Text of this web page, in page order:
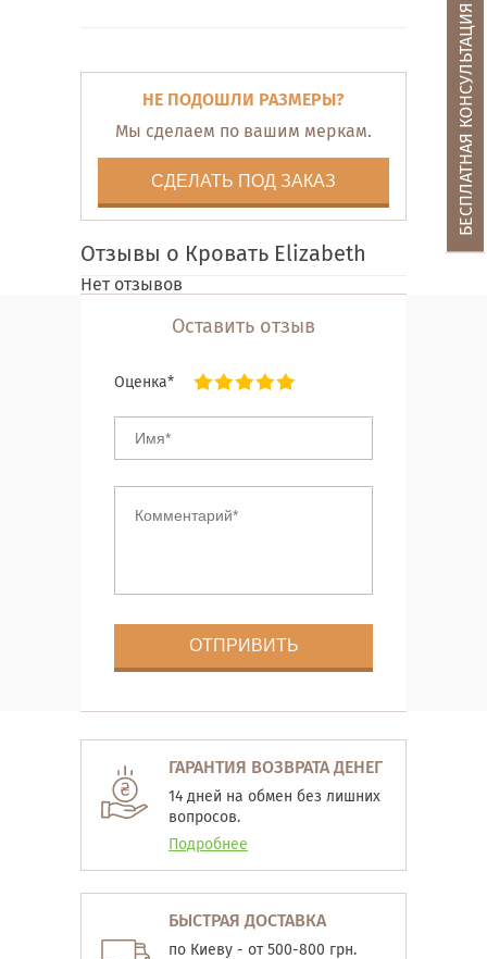
НЕ ПОДОШЛИ РАЗМЕРЫ?
Мы сделаем по вашим меркам.
СДЕЛАТЬ ПОД ЗАКАЗ
Отзывы о Кровать Elizabeth
Нет отзывов
Оставить отзыв
Оценка*
ГАРАНТИЯ ВОЗВРАТА ДЕНЕГ
14 дней на обмен без лишних
вопросов.
Подробнее
БЫСТРАЯ ДОСТАВКА
по Киеву - от 500-800 грн.
БЕСПЛАТНАЯ КОНСУЛЬТАЦИЯ